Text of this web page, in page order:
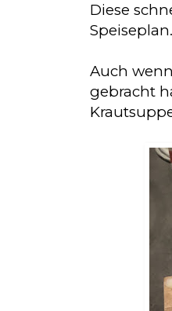
Diese
Auch
gebracht